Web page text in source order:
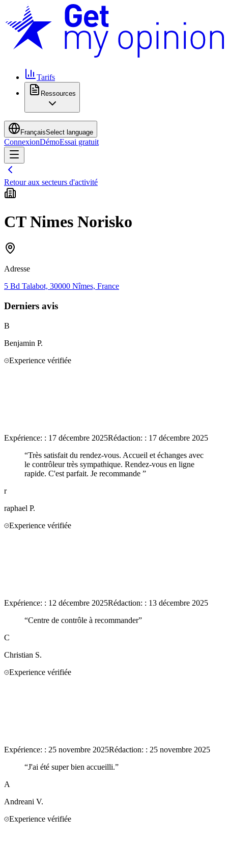
Tarifs
Ressources
FrançaisSelect language
ConnexionDémoEssai gratuit
Retour aux secteurs d'activité
CT Nimes Norisko
Adresse
5 Bd Talabot, 30000 Nîmes, France
Derniers avis
B
Benjamin P.
Experience vérifiée
Expérience: : 17 décembre 2025Rédaction: : 17 décembre 2025
“Très satisfait du rendez-vous. Accueil et échanges avec
le contrôleur très sympathique. Rendez-vous en ligne
rapide. C'est parfait. Je recommande ”
r
raphael P.
Experience vérifiée
Expérience: : 12 décembre 2025Rédaction: : 13 décembre 2025
“Centre de contrôle à recommander”
C
Christian S.
Experience vérifiée
Expérience: : 25 novembre 2025Rédaction: : 25 novembre 2025
“J'ai été super bien accueilli.”
A
Andreani V.
Experience vérifiée